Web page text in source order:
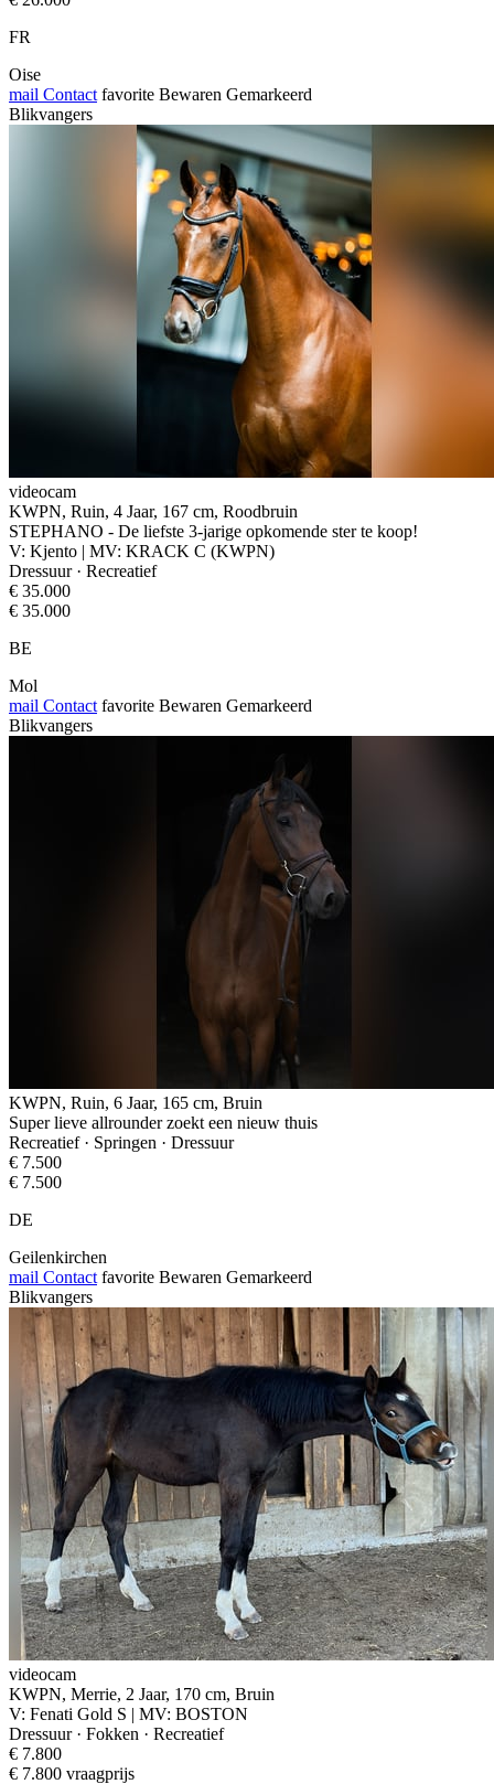
FR
Oise
mail Contact favorite Bewaren Gemarkeerd
Blikvangers
videocam
KWPN, Ruin, 4 Jaar, 167 cm, Roodbruin
STEPHANO - De liefste 3-jarige opkomende ster te koop!
V: Kjento | MV: KRACK C (KWPN)
Dressuur · Recreatief
€ 35.000
€ 35.000
BE
Mol
mail Contact favorite Bewaren Gemarkeerd
Blikvangers
KWPN, Ruin, 6 Jaar, 165 cm, Bruin
Super lieve allrounder zoekt een nieuw thuis
Recreatief · Springen · Dressuur
€ 7.500
€ 7.500
DE
Geilenkirchen
mail Contact favorite Bewaren Gemarkeerd
Blikvangers
videocam
KWPN, Merrie, 2 Jaar, 170 cm, Bruin
V: Fenati Gold S | MV: BOSTON
Dressuur · Fokken · Recreatief
€ 7.800
€ 7.800 vraagprijs